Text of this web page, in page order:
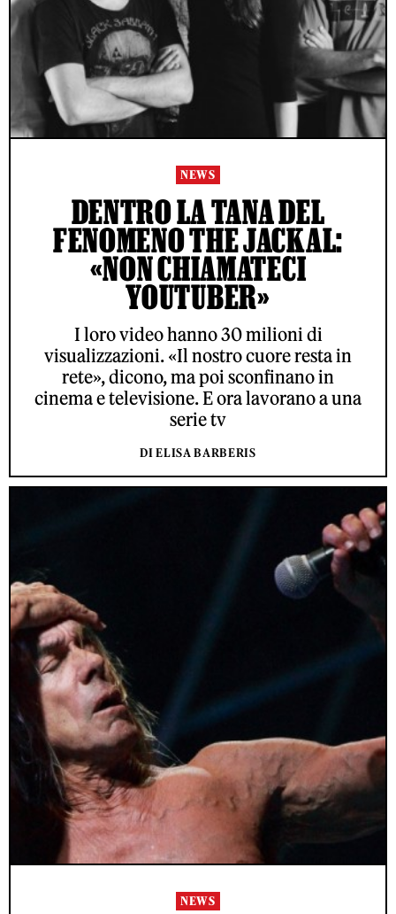
NEWS
DENTRO LA TANA DEL
FENOMENO THE JACKAL:
«NON CHIAMATECI
YOUTUBER»
I loro video hanno 30 milioni di
visualizzazioni. «Il nostro cuore resta in
rete», dicono, ma poi sconfinano in
cinema e televisione. E ora lavorano a una
serie tv
DI ELISA BARBERIS
NEWS